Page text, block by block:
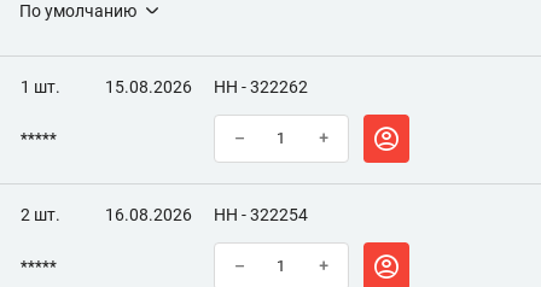
По умолчанию
1 шт. 15.08.2026 НН - 322262
***** – +
2 шт. 16.08.2026 НН - 322254
***** – +